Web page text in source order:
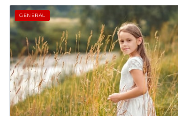
GENERAL